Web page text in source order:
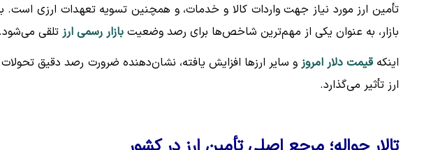
تأمین ارز مورد نیاز جهت واردات کالا و خدمات، و همچنین تسویه تعهدات ارزی
بازار، به عنوان یکی از مهم‌ترین شاخص‌ها برای رصد وضعیت بازار رسمی ارز تلقی می‌شود.
اینکهقیمت دلار امروز و سایر ارزها افزایش یافته، نشان‌دهنده ضرورت رصد دقیق
ارز تأثیر می‌گذارد.